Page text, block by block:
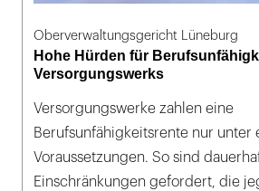
Oberverwaltungsgericht Lüneburg
Hohe Hürden für
Versorgungswerks
Versorgungswerke zahlen eine
Berufsunfähigkeitsrente nur unter
Voraussetzungen. So sind
Einschränkungen gefordert, die